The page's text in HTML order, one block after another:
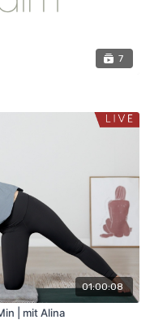
7
01:00:08
| mit Alina